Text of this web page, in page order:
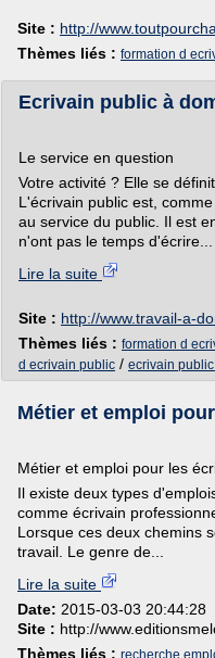
Site : http://
Thèmes liés : formation d
Ecrivain public à
Le service en question
Votre activité ? Elle se
L'écrivain public est,
au service du public. Il est
n'ont pas le temps d'écrire...
Lire la suite
Site : http://www.travail-a-
Thèmes liés : formation d
d ecrivain public / ecrivain
Métier et emploi
Métier et emploi pour les
Il existe deux types
comme écrivain
Lorsque ces deux chemins
travail. Le genre de...
Lire la suite
Date: 2015-03-03 20:44:28
Site : http://
Thèmes liés : recherche